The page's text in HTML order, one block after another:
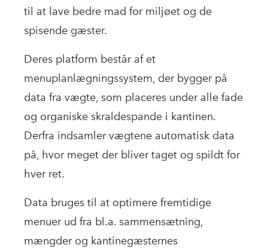
til at lave bedre mad for miljøet og de
spisende gæster.
Deres platform består af et
menuplanlægningssystem, der bygger på
data fra vægte, som placeres under alle fade
og organiske skraldespande i kantinen.
Derfra indsamler vægtene automatisk data
på, hvor meget der bliver taget og spildt for
hver ret.
Data bruges til at optimere fremtidige
menuer ud fra bl.a. sammensætning,
mængder og kantinegæsternes